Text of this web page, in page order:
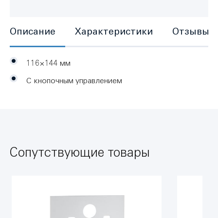
Описание
116×144 мм
С кнопочным управлением
Характеристики Отзывы
Сопутствующие товары